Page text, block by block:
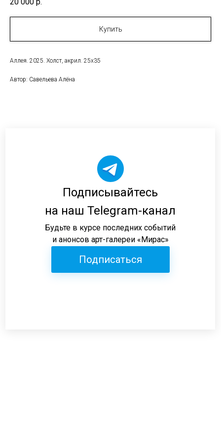
Купить
Аллея. 2025. Холст, акрил. 25х35
Автор: Савельева Алёна
Подписывайтесь
на наш Telegram-канал
Будьте в курсе последних событий
и анонсов арт-галереи «Мирас»
Подписаться